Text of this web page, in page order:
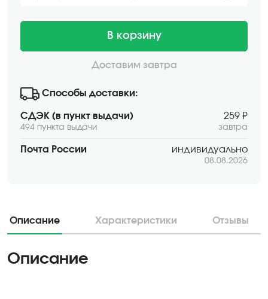
В корзину
Доставим завтра
Способы доставки:
СДЭК (в пункт выдачи)
494 пункта выдачи
259 ₽
завтра
Почта России индивидуально
08.08.2026
Описание Характеристики Отзывы
Описание